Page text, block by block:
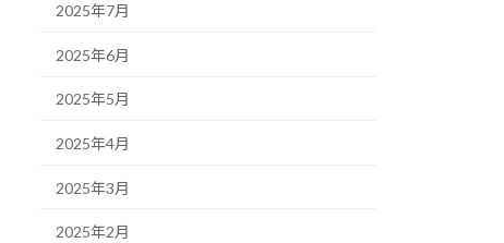
2025年7月
2025年6月
2025年5月
2025年4月
2025年3月
2025年2月